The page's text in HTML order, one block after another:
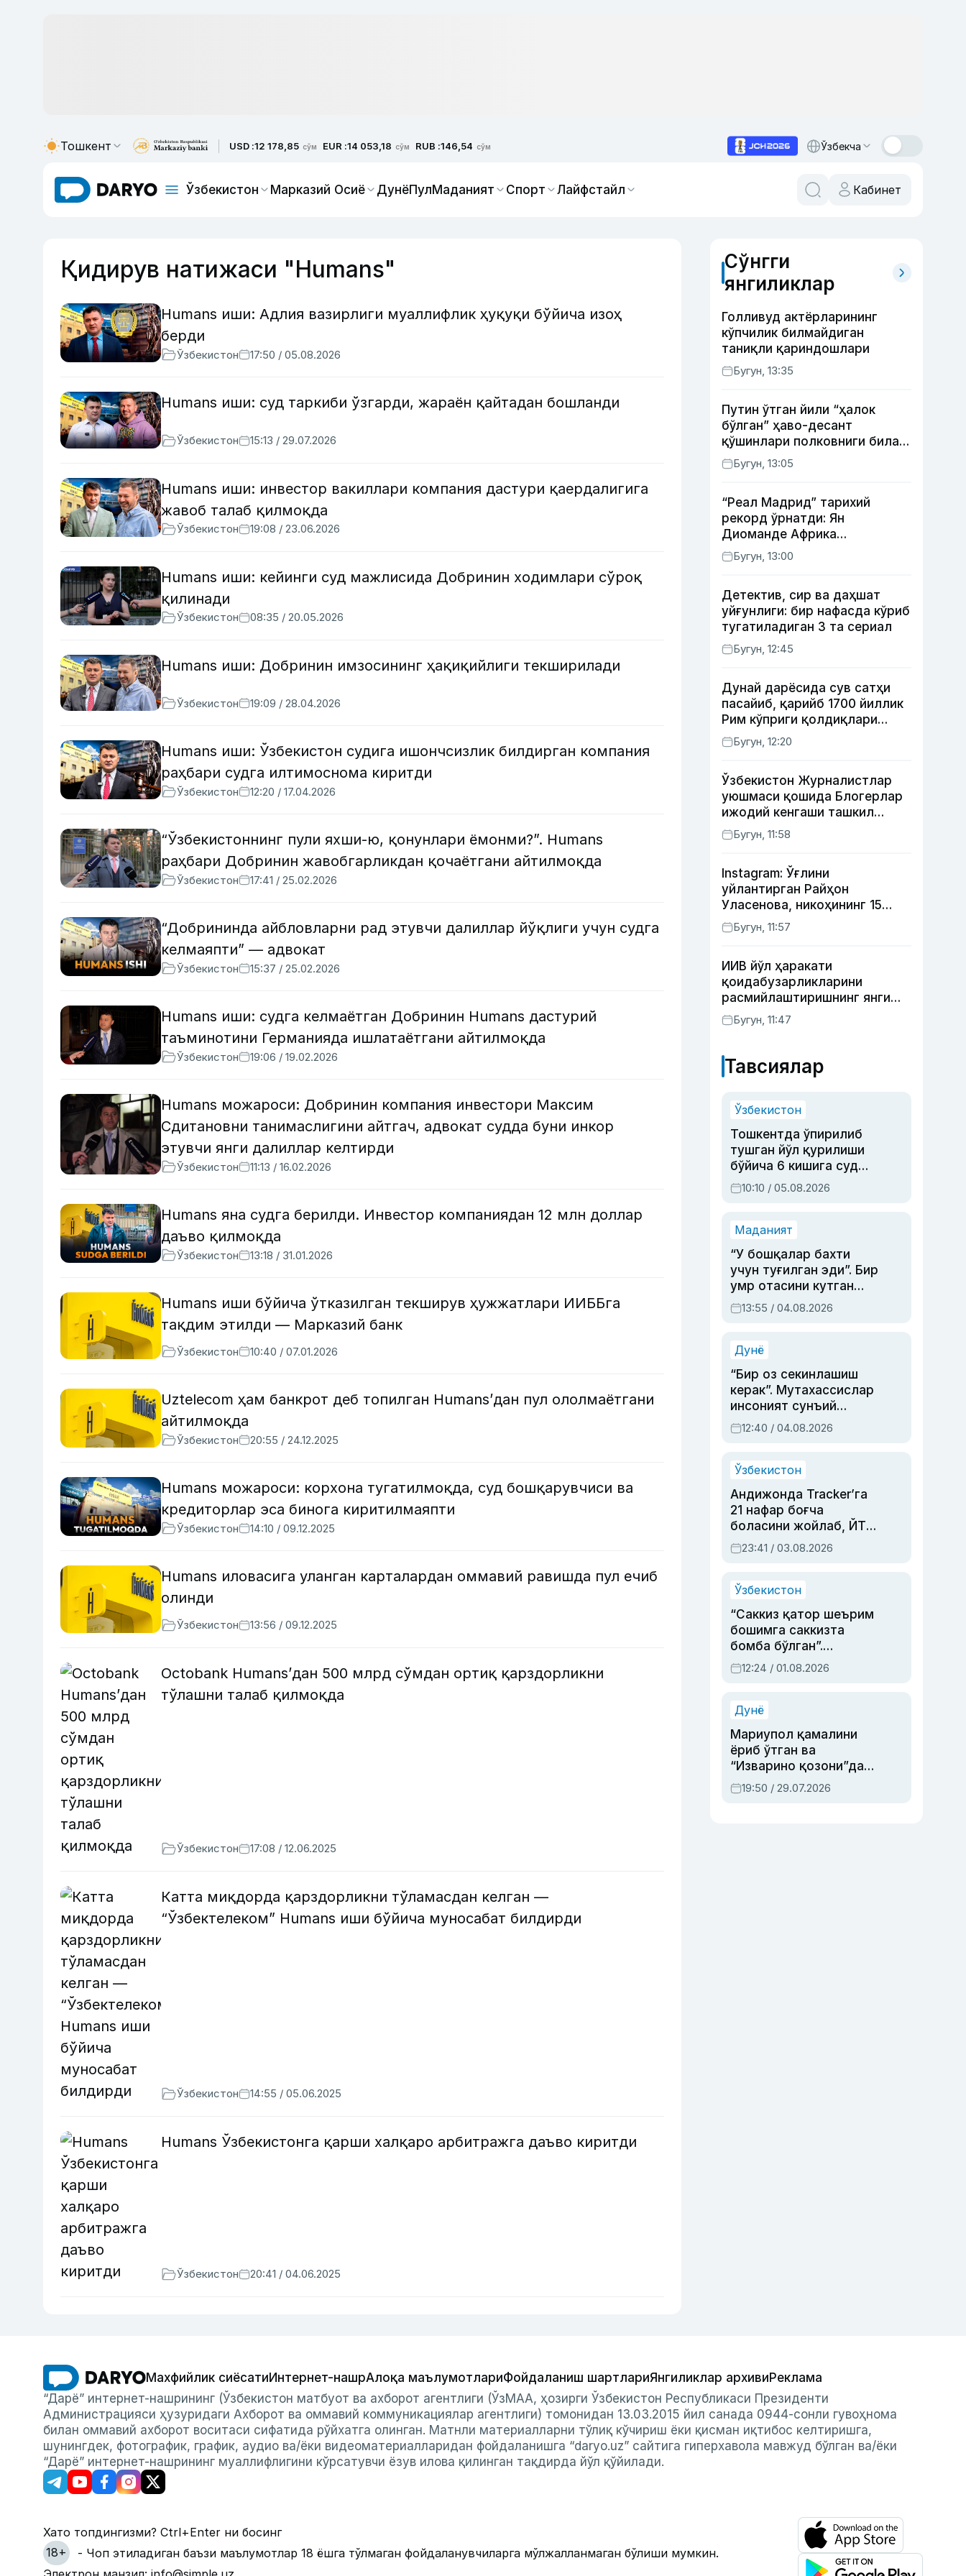
Тошкент USD :12 178,85 сўм EUR :14 053,18 сўм RUB :146,54 сўм Ўзбекча
Ўзбекистон Марказий Осиё ДунёПулМаданият Спорт Лайфстайл Кабинет
Қидирув натижаси "Humans"
Humans иши: Адлия вазирлиги муаллифлик ҳуқуқи бўйича изоҳ
берди
Ўзбекистон 17:50 / 05.08.2026
Humans иши: суд таркиби ўзгарди, жараён қайтадан бошланди
Ўзбекистон 15:13 / 29.07.2026
Humans иши: инвестор вакиллари компания дастури қаердалигига
жавоб талаб қилмоқда
Ўзбекистон 19:08 / 23.06.2026
Humans иши: кейинги суд мажлисида Добринин ходимлари сўроқ
қилинади
Ўзбекистон 08:35 / 20.05.2026
Humans иши: Добринин имзосининг ҳақиқийлиги текширилади
Ўзбекистон 19:09 / 28.04.2026
Humans иши: Ўзбекистон судига ишончсизлик билдирган компания
раҳбари судга илтимоснома киритди
Ўзбекистон 12:20 / 17.04.2026
“Ўзбекистоннинг пули яхши-ю, қонунлари ёмонми?”. Humans
раҳбари Добринин жавобгарликдан қочаётгани айтилмоқда
Ўзбекистон 17:41 / 25.02.2026
“Добрининда айбловларни рад этувчи далиллар йўқлиги учун судга
келмаяпти” — адвокат
Ўзбекистон 15:37 / 25.02.2026
Humans иши: судга келмаётган Добринин Humans дастурий
таъминотини Германияда ишлатаётгани айтилмоқда
Ўзбекистон 19:06 / 19.02.2026
Humans можароси: Добринин компания инвестори Максим
Сдитановни танимаслигини айтгач, адвокат судда буни инкор
этувчи янги далиллар келтирди
Ўзбекистон 11:13 / 16.02.2026
Humans яна судга берилди. Инвестор компаниядан 12 млн доллар
даъво қилмоқда
Ўзбекистон 13:18 / 31.01.2026
Humans иши бўйича ўтказилган текширув ҳужжатлари ИИББга
тақдим этилди — Марказий банк
Ўзбекистон 10:40 / 07.01.2026
Uztelecom ҳам банкрот деб топилган Humans’дан пул ололмаётгани
айтилмоқда
Ўзбекистон 20:55 / 24.12.2025
Humans можароси: корхона тугатилмоқда, суд бошқарувчиси ва
кредиторлар эса бинога киритилмаяпти
Ўзбекистон 14:10 / 09.12.2025
Humans иловасига уланган карталардан оммавий равишда пул ечиб
олинди
Ўзбекистон 13:56 / 09.12.2025
Octobank Humansʼдан 500 млрд сўмдан ортиқ қарздорликни
тўлашни талаб қилмоқда
Ўзбекистон 17:08 / 12.06.2025
Катта миқдорда қарздорликни тўламасдан келган —
“Ўзбектелеком” Humans иши бўйича муносабат билдирди
Ўзбекистон 14:55 / 05.06.2025
Humans Ўзбекистонга қарши халқаро арбитражга даъво киритди
Ўзбекистон 20:41 / 04.06.2025
Сўнгги
янгиликлар
Голливуд актёрларининг
кўпчилик билмайдиган
таниқли қариндошлари
Бугун, 13:35
Путин ўтган йили “ҳалок
бўлган” ҳаво-десант
қўшинлари полковниги билан
телефон орқали
суҳбатлашди
Бугун, 13:05
“Реал Мадрид” тарихий
рекорд ўрнатди: Ян
Диоманде Африка
футболидаги энг қиммат
трансферга айланди
Бугун, 13:00
Детектив, сир ва даҳшат
уйғунлиги: бир нафасда кўриб
тугатиладиган 3 та сериал
Бугун, 12:45
Дунай дарёсида сув сатҳи
пасайиб, қарийб 1700 йиллик
Рим кўприги қолдиқлари
кўринди
Бугун, 12:20
Ўзбекистон Журналистлар
уюшмаси қошида Блогерлар
ижодий кенгаши ташкил
этилди
Бугун, 11:58
Instagram: Ўғлини
уйлантирган Райҳон
Уласенова, никоҳининг 15
йиллигини нишонлаган турк
актёрлари ва Камелот
Раҳимова
Бугун, 11:57
ИИВ йўл ҳаракати
қоидабузарликларини
расмийлаштиришнинг янги
тартибини таклиф қилди
Бугун, 11:47
Тавсиялар
Ўзбекистон
Тошкентда ўпирилиб
тушган йўл қурилиши
бўйича 6 кишига суд
ҳукми ўқилди
10:10 / 05.08.2026
Маданият
“У бошқалар бахти
учун туғилган эди”. Бир
умр отасини кутган
актриса ва дубльяж
устаси Римма
синовларга тўла ҳаёти
13:55 / 04.08.2026
Дунё
“Бир оз секинлашиш
керак”. Мутахассислар
инсоният сунъий
интеллектни бошқара
олмай қолишидан
12:40 / 04.08.2026
Ўзбекистон
Андижонда Tracker’га
21 нафар боғча
боласини жойлаб, ЙТҲ
содир этган аёлга суд
ҳукми ўқилди
23:41 / 03.08.2026
Ўзбекистон
“Саккиз қатор шеърим
бошимга саккизта
бомба бўлган”.
Абдулла Ориповни
сиёсий айбловлардан
12:24 / 01.08.2026
Дунё
Мариупол қамалини
ёриб ўтган ва
“Изварино қозони”дан
чиққан қаҳрамон —
Украина армияси бош
19:50 / 29.07.2026
Махфийлик сиёсатиИнтернет-нашрАлоқа маълумотлариФойдаланиш шартлариЯнгиликлар архивиРеклама
“Дарё” интернет-нашрининг (Ўзбекистон матбуот ва ахборот агентлиги (ЎзМАА, ҳозирги Ўзбекистон Республикаси Президенти
Администрацияси ҳузуридаги Ахборот ва оммавий коммуникациялар агентлиги) томонидан 13.03.2015 йил санада 0944-сонли гувоҳнома
билан оммавий ахборот воситаси сифатида рўйхатга олинган. Матнли материалларни тўлиқ кўчириш ёки қисман иқтибос келтиришга,
шунингдек, фотографик, график, аудио ва/ёки видеоматериалларидан фойдаланишга “daryo.uz” сайтига гиперхавола мавжуд бўлган ва/ёки
“Дарё” интернет-нашрининг муаллифлигини кўрсатувчи ёзув илова қилинган тақдирда йўл қўйилади.
Хато топдингизми? Ctrl+Enter ни босинг
18+
- Чоп этиладиган баъзи маълумотлар 18 ёшга тўлмаган фойдаланувчиларга мўлжалланмаган бўлиши мумкин.